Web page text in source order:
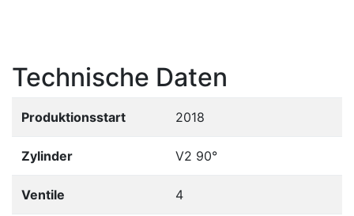
Technische Daten
Produktionsstart 2018
Zylinder V2 90°
Ventile 4